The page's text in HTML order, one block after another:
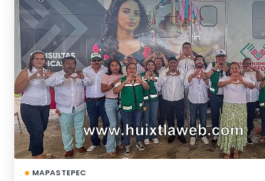
MAPASTEPEC